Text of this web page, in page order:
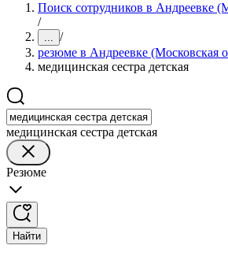
Поиск сотрудников в Андреевке
/
... /
резюме в Андреевке (Московская
медицинская сестра детская
медицинская сестра детская
Резюме
Найти